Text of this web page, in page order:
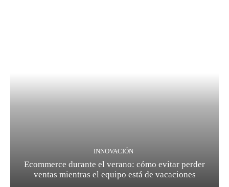
INNOVACIÓN
Ecommerce durante el verano: cómo evitar perder
ventas mientras el equipo está de vacaciones